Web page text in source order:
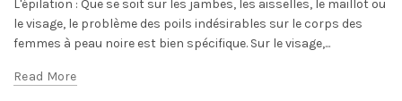
L'épilation : Que se soit sur les jambes, les aisselles, le maillot ou
le visage, le problème des poils indésirables sur le corps des
femmes à peau noire est bien spécifique. Sur le visage,...
Read More